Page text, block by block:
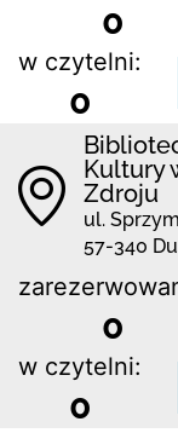
0
w czytelni:
0
Kultury
Zdroju
ul.
57-340
0
w czytelni:
0